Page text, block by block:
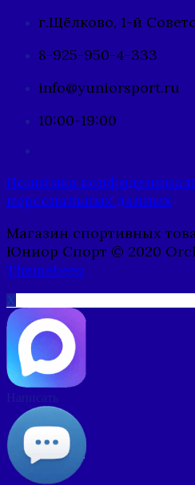
г.Щёлково, 1-й
8-925-950-4-333
info@yuniorsport.ru
10:00-19:00
Политика
персональных данных
Магазин спортивных
Юниор Спорт © 2020
Themebeez
X
Написать